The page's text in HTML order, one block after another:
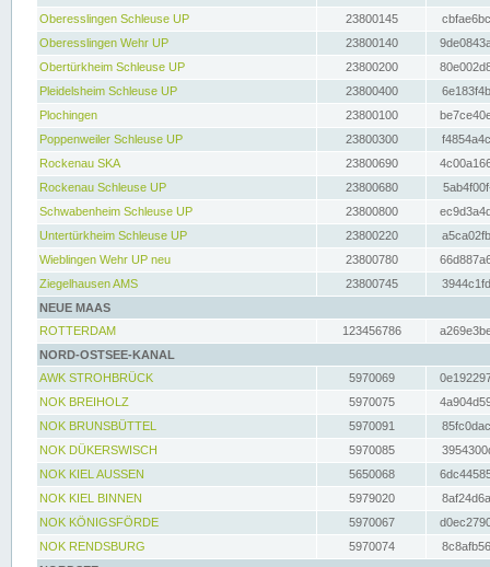
Oberesslingen Schleuse UP
23800145
Oberesslingen Wehr UP
23800140
Obertürkheim Schleuse UP
23800200
Pleidelsheim Schleuse UP
23800400
Plochingen
23800100
Poppenweiler Schleuse UP
23800300
Rockenau SKA
23800690
Rockenau Schleuse UP
23800680
Schwabenheim Schleuse UP
23800800
Untertürkheim Schleuse UP
23800220
Wieblingen Wehr UP neu
23800780
Ziegelhausen AMS
23800745
NEUE MAAS
ROTTERDAM
123456786
NORD-OSTSEE-KANAL
AWK STROHBRÜCK
5970069
NOK BREIHOLZ
5970075
NOK BRUNSBÜTTEL
5970091
NOK DÜKERSWISCH
5970085
NOK KIEL AUSSEN
5650068
NOK KIEL BINNEN
5979020
NOK KÖNIGSFÖRDE
5970067
NOK RENDSBURG
5970074